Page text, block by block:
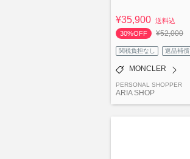
¥35,900 送料込
30%OFF
¥52,000
関税負担なし 返品補償
MONCLER
PERSONAL SHOPPER
ARIA SHOP